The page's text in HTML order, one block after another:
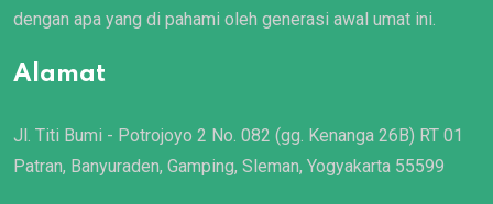
dengan apa yang di pahami oleh generasi awal umat ini.
Alamat
Jl. Titi Bumi - Potrojoyo 2 No. 082 (gg. Kenanga 26B) RT 01
Patran, Banyuraden, Gamping, Sleman, Yogyakarta 55599